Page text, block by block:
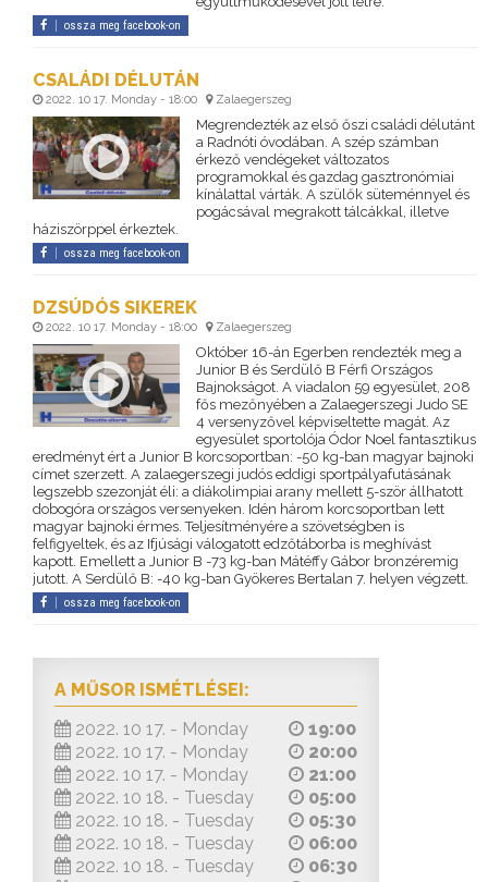
ossza meg facebook-on
CSALÁDI DÉLUTÁN
2022. 10 17. Monday - 18:00 Zalaegerszeg
Megrendezték az első őszi családi délutánt
a Radnóti óvodában. A szép számban
érkező vendégeket változatos
programokkal és gazdag gasztronómiai
kínálattal várták. A szülők süteménnyel és
pogácsával megrakott tálcákkal, illetve
háziszörppel érkeztek.
ossza meg facebook-on
DZSÚDÓS SIKEREK
2022. 10 17. Monday - 18:00 Zalaegerszeg
Október 16-án Egerben rendezték meg a
Junior B és Serdülő B Férfi Országos
Bajnokságot. A viadalon 59 egyesület, 208
fős mezőnyében a Zalaegerszegi Judo SE
4 versenyzővel képviseltette magát. Az
egyesület sportolója Ódor Noel fantasztikus
eredményt ért a Junior B korcsoportban: -50 kg-ban magyar bajnoki
címet szerzett. A zalaegerszegi judós eddigi sportpályafutásának
legszebb szezonját éli: a diákolimpiai arany mellett 5-ször állhatott
dobogóra országos versenyeken. Idén három korcsoportban lett
magyar bajnoki érmes. Teljesítményére a szövetségben is
felfigyeltek, és az Ifjúsági válogatott edzőtáborba is meghívást
kapott. Emellett a Junior B -73 kg-ban Mátéffy Gábor bronzéremig
jutott. A Serdülő B: -40 kg-ban Gyökeres Bertalan 7. helyen végzett.
ossza meg facebook-on
A MŰSOR ISMÉTLÉSEI:
2022. 10 17. - Monday
19:00
2022. 10 17. - Monday
20:00
2022. 10 17. - Monday
21:00
2022. 10 18. - Tuesday
05:00
2022. 10 18. - Tuesday
05:30
2022. 10 18. - Tuesday
06:00
2022. 10 18. - Tuesday
06:30